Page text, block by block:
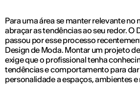
Para uma área se manter relevante no
abraçar as tendências ao seu redor. O
passou por esse processo
Design de Moda. Montar um projeto
exige que o profissional tenha
tendências e comportamento para
personalidade a espaços, ambientes e